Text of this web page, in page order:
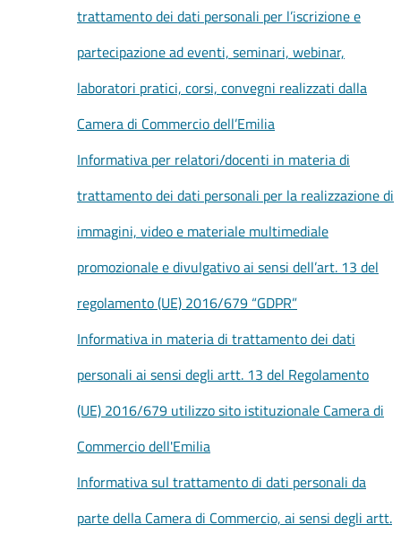
Promuovere
l'Impresa
Consumatore
L'impresa
Prenotazioni
trattamento dei dati personali per l’iscrizione e
partecipazione ad eventi, seminari, webinar,
laboratori pratici, corsi, convegni realizzati dalla
Camera di Commercio dell’Emilia
Informativa per relatori/docenti in materia di
trattamento dei dati personali per la realizzazione di
immagini, video e materiale multimediale
promozionale e divulgativo ai sensi dell’art. 13 del
regolamento (UE) 2016/679 “GDPR”
Informativa in materia di trattamento dei dati
personali ai sensi degli artt. 13 del Regolamento
(UE) 2016/679 utilizzo sito istituzionale Camera di
Commercio dell'Emilia
Informativa sul trattamento di dati personali da
parte della Camera di Commercio, ai sensi degli artt.